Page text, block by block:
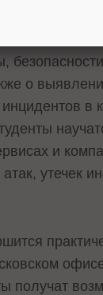
о
в
и
утечек
получат